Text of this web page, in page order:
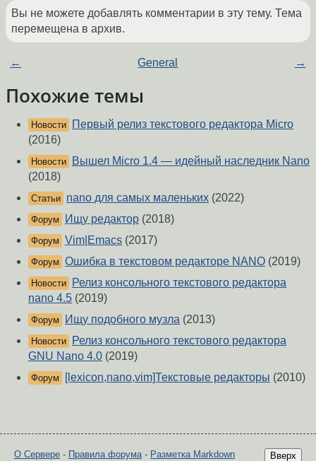
Вы не можете добавлять комментарии в эту тему. Тема
перемещена в архив.
← General →
Похожие темы
Новости
Первый релиз текстового редактора Micro
(2016)
Новости
Вышел Micro 1.4 — идейный наследник Nano
(2018)
Статьи nano для самых маленьких (2022)
Форум Ищу редактор (2018)
Форум Vim|Emacs (2017)
Форум Ошибка в текстовом редакторе NANO (2019)
Новости
Релиз консольного текстового редактора
nano 4.5 (2019)
Форум Ищу подобного музла (2013)
Новости
Релиз консольного текстового редактора
GNU Nano 4.0 (2019)
Форум [lexicon,nano,vim]Текстовые редакторы (2010)
Вверх
О Сервере - Правила форума- Разметка Markdown